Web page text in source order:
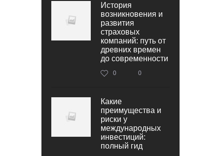
История
возникновения и
развития
страховых
компаний: путь от
древних времен
до современности
0 0
Какие
преимущества и
риски у
международных
инвестиций:
полный гид